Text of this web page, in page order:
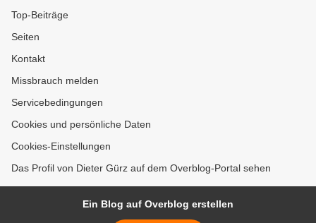
Top-Beiträge
Seiten
Kontakt
Missbrauch melden
Servicebedingungen
Cookies und persönliche Daten
Cookies-Einstellungen
Das Profil von Dieter Gürz auf dem Overblog-Portal sehen
Ein Blog auf Overblog erstellen